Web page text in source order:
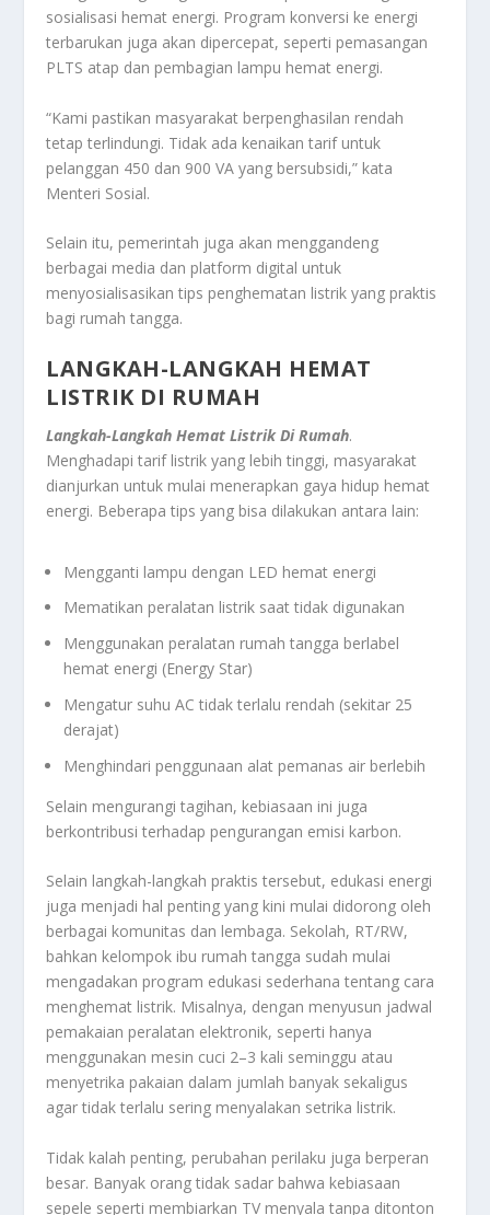
sosialisasi hemat energi. Program konversi ke energi
terbarukan juga akan dipercepat, seperti pemasangan
PLTS atap dan pembagian lampu hemat energi.
“Kami pastikan masyarakat berpenghasilan rendah
tetap terlindungi. Tidak ada kenaikan tarif untuk
pelanggan 450 dan 900 VA yang bersubsidi,” kata
Menteri Sosial.
Selain itu, pemerintah juga akan menggandeng
berbagai media dan platform digital untuk
menyosialisasikan tips penghematan listrik yang praktis
bagi rumah tangga.
LANGKAH-LANGKAH HEMAT
LISTRIK DI RUMAH
Langkah-Langkah Hemat Listrik Di Rumah.
Menghadapi tarif listrik yang lebih tinggi, masyarakat
dianjurkan untuk mulai menerapkan gaya hidup hemat
energi. Beberapa tips yang bisa dilakukan antara lain:
Mengganti lampu dengan LED hemat energi
Mematikan peralatan listrik saat tidak digunakan
Menggunakan peralatan rumah tangga berlabel
hemat energi (Energy Star)
Mengatur suhu AC tidak terlalu rendah (sekitar 25
derajat)
Menghindari penggunaan alat pemanas air berlebih
Selain mengurangi tagihan, kebiasaan ini juga
berkontribusi terhadap pengurangan emisi karbon.
Selain langkah-langkah praktis tersebut, edukasi energi
juga menjadi hal penting yang kini mulai didorong oleh
berbagai komunitas dan lembaga. Sekolah, RT/RW,
bahkan kelompok ibu rumah tangga sudah mulai
mengadakan program edukasi sederhana tentang cara
menghemat listrik. Misalnya, dengan menyusun jadwal
pemakaian peralatan elektronik, seperti hanya
menggunakan mesin cuci 2–3 kali seminggu atau
menyetrika pakaian dalam jumlah banyak sekaligus
agar tidak terlalu sering menyalakan setrika listrik.
Tidak kalah penting, perubahan perilaku juga berperan
besar. Banyak orang tidak sadar bahwa kebiasaan
sepele seperti membiarkan TV menyala tanpa ditonton